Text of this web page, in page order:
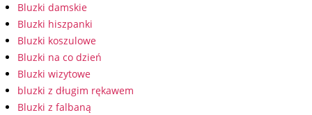
Bluzki damskie
Bluzki hiszpanki
Bluzki koszulowe
Bluzki na co dzień
Bluzki wizytowe
bluzki z długim rękawem
Bluzki z falbaną